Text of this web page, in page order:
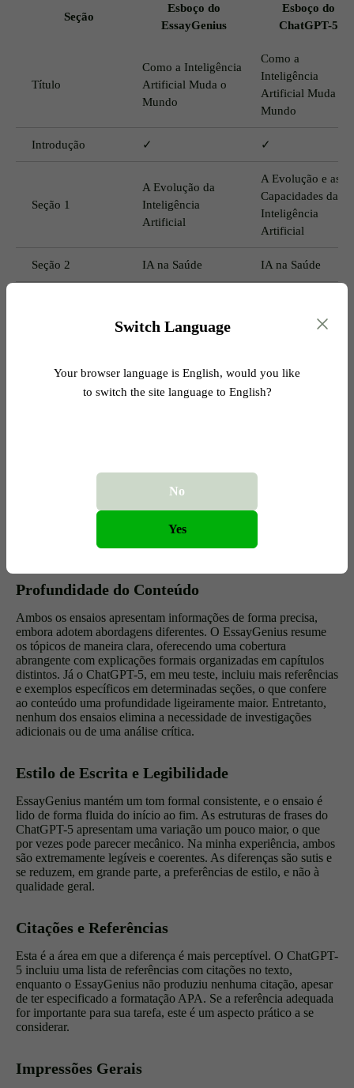
Seção
Esboço do
EssayGenius
Esboço do
ChatGPT-5
Título
Como a Inteligência
Artificial Muda o
Mundo
Como a
Inteligência
Artificial Muda o
Mundo
Introdução ✓ ✓
Seção 1
A Evolução da
Inteligência
Artificial
A Evolução e as
Capacidades da
Inteligência
Artificial
Seção 2 IA na Saúde IA na Saúde
IA nas Artes
Desafios Éticos
Profundidade do Conteúdo
Ambos os ensaios apresentam informações de forma precisa,
embora adotem abordagens diferentes. O EssayGenius resume
os tópicos de maneira clara, oferecendo uma cobertura
abrangente com explicações formais organizadas em capítulos
distintos. Já o ChatGPT-5, em meu teste, incluiu mais referências
e exemplos específicos em determinadas seções, o que confere
ao conteúdo uma profundidade ligeiramente maior. Entretanto,
nenhum dos ensaios elimina a necessidade de investigações
adicionais ou de uma análise crítica.
Estilo de Escrita e Legibilidade
EssayGenius mantém um tom formal consistente, e o ensaio é
lido de forma fluida do início ao fim. As estruturas de frases do
ChatGPT-5 apresentam uma variação um pouco maior, o que
por vezes pode parecer mecânico. Na minha experiência, ambos
são extremamente legíveis e coerentes. As diferenças são sutis e
se reduzem, em grande parte, a preferências de estilo, e não à
qualidade geral.
Citações e Referências
Esta é a área em que a diferença é mais perceptível. O ChatGPT-
5 incluiu uma lista de referências com citações no texto,
enquanto o EssayGenius não produziu nenhuma citação, apesar
de ter especificado a formatação APA. Se a referência adequada
for importante para sua tarefa, este é um aspecto prático a se
considerar.
Impressões Gerais
Switch Language
Your browser language is English, would you like
to switch the site language to English?
No
Yes